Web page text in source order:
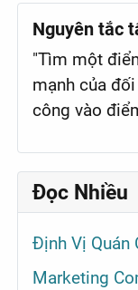
Nguyên tắc
"Tìm một
mạnh của
công vào
Đọc Nhiều
Định Vị Quán
Marketing